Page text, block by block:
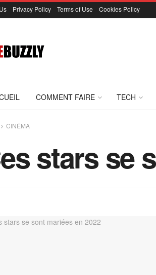
Privacy Policy Terms of Use Cookies Policy
COMMENT FAIRE TECH
CINÉMA
stars se